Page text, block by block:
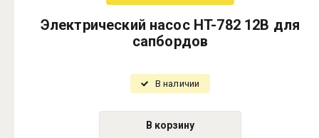
Электрический насос HT-782 12В для
сапбордов
В наличии
В корзину